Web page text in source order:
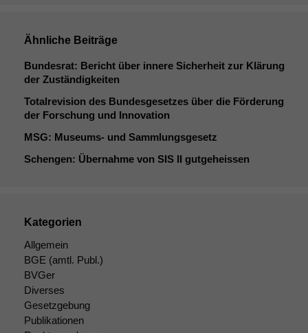
Ähnliche Beiträge
Bundesrat: Bericht über innere Sicherheit zur Klärung
der Zuständigkeiten
Totalrevision des Bundesgesetzes über die Förderung
der Forschung und Innovation
MSG: Museums- und Sammlungsgesetz
Schengen: Übernahme von SIS II gutgeheissen
Kategorien
Allgemein
BGE (amtl. Publ.)
BVGer
Diverses
Gesetzgebung
Publikationen